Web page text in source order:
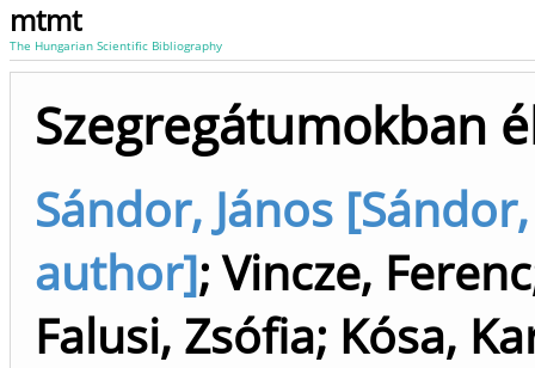
mtmt
The Hungarian Scientific Bibliography
Szegregátumokban
Sándor, János
author];Vincze, Ferenc
Falusi, Zsófia; Kósa,